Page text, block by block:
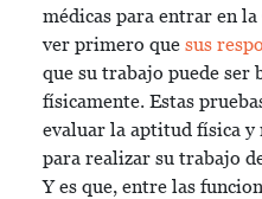
médicas para entrar en
ver primero que sus
que su trabajo puede ser
físicamente. Estas
evaluar la aptitud física y
para realizar su trabajo
Y es que, entre las